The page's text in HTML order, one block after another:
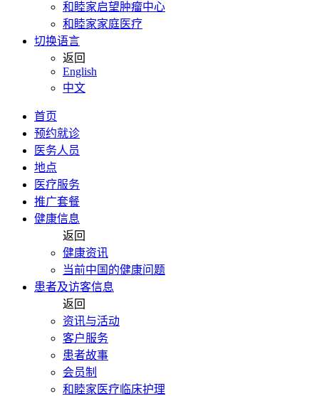
和睦家启望肿瘤中心
和睦家家庭医疗
切换语言
返回
English
中文
首页
预约就诊
医务人员
地点
医疗服务
推广套餐
健康信息
返回
健康资讯
当前中国的健康问题
患者及访客信息
返回
资讯与活动
客户服务
患者故事
会员制
和睦家医疗临床护理